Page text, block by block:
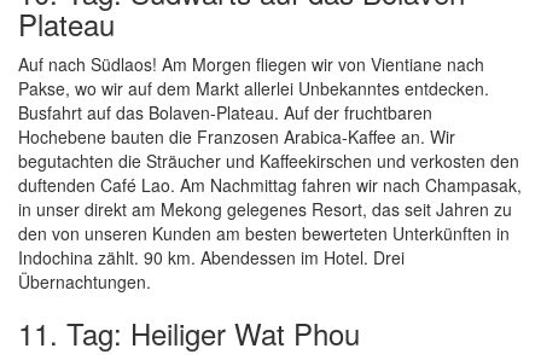
Plateau
Auf nach Südlaos! Am Morgen fliegen wir von Vientiane nach
Pakse, wo wir auf dem Markt allerlei Unbekanntes entdecken.
Busfahrt auf das Bolaven-Plateau. Auf der fruchtbaren
Hochebene bauten die Franzosen Arabica-Kaffee an. Wir
begutachten die Sträucher und Kaffeekirschen und verkosten den
duftenden Café Lao. Am Nachmittag fahren wir nach Champasak,
in unser direkt am Mekong gelegenes Resort, das seit Jahren zu
den von unseren Kunden am besten bewerteten Unterkünften in
Indochina zählt. 90 km. Abendessen im Hotel. Drei
Übernachtungen.
11. Tag: Heiliger Wat Phou